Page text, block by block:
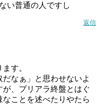
い普通の人ですし
返信
す。
なぁ」と思わせないよ
が、プリアラ終盤とはぐ
ことを述べたりやたら